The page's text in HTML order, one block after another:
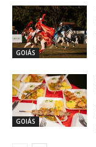
GOIÁS
GOIÁS